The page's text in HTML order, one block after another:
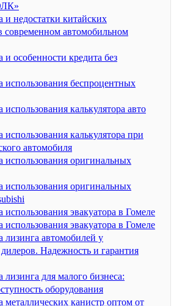
недостатки китайских
современном автомобильном
особенности кредита без
использования беспроцентных
калькулятора авто
калькулятора при
автомобиля
использования оригинальных
использования оригинальных
эвакуатора в Гомеле
эвакуатора в Гомеле
лизинга автомобилей у
Надежность и гарантия
для малого бизнеса:
оборудования
канистр оптом от